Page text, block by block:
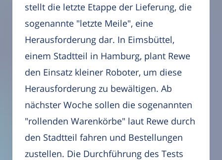
stellt die letzte Etappe der Lieferung, die
sogenannte "letzte Meile", eine
Herausforderung dar. In Eimsbüttel,
einem Stadtteil in Hamburg, plant Rewe
den Einsatz kleiner Roboter, um diese
Herausforderung zu bewältigen. Ab
nächster Woche sollen die sogenannten
"rollenden Warenkörbe" laut Rewe durch
den Stadtteil fahren und Bestellungen
zustellen. Die Durchführung des Tests